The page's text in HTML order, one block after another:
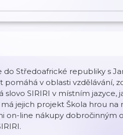
Středoafrické republiky s
pomáhá v oblasti vzdělávání,
SIRIRI v místním jazyce,
jejich projekt Škola hrou na
on-line nákupy dobročinným